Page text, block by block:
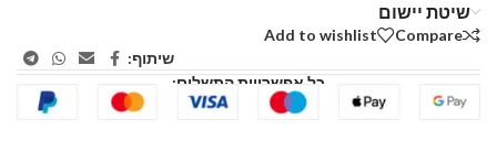
שיטת יישום
Compare
Add to wishlist
שיתוף:
כל אפשרויות התשלום: